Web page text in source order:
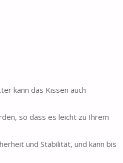
kann das Kissen auch
so dass es leicht zu Ihrem
und Stabilität, und kann bis